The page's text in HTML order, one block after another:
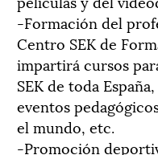
-Formación del
Centro SEK de
impartirá cursos
SEK de toda
eventos
el mundo, etc.
-Promoción